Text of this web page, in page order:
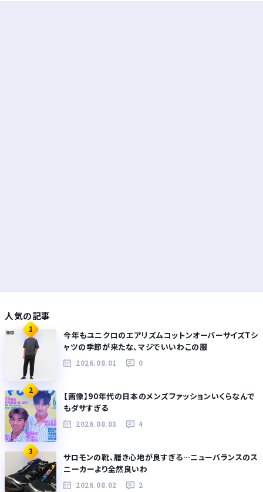
人気の記事
1
今年もユニクロのエアリズムコットンオーバーサイズTシ
ャツの季節が来たな、マジでいいわこの服
2026.08.01 0
2
【画像】90年代の日本のメンズファッションいくらなんで
もダサすぎる
2026.08.03 4
3
サロモンの靴、履き心地が良すぎる…ニューバランスのス
ニーカーより全然良いわ
2026.08.02 2